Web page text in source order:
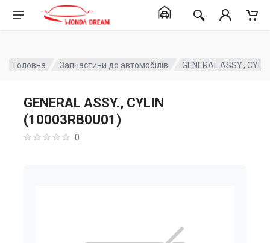
Головна Запчастини до автомобілів GENERAL ASSY.,
GENERAL ASSY., CYLIN
(10003RB0U01)
0